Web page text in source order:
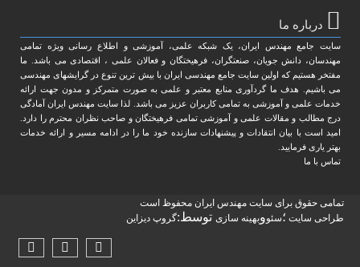
درباره ما
سایت جامع مهندس ایران، یک شبکه علمی، آموزشی و اطلاع رسانی ویژه تمامی
مهندسان، دانش جویان، صنعتگران، فرهیختگان و فعالان علمی ، اقتصادی می باشد. ما
مفتخر هستیم که اولین سایت جامع مهندسی ایران با بیش ترین تنوع در گرایشهای مهندسی
می باشیم. هدف ما گردآوری منابع معتبر و علمی به صورت متمرکز و مدون جهت ارائه
خدمات علمی و آموزشی به تمامی کاربران عزیز می باشد. لذا سایت مهندس ایران آمادگی
درج مطالب و مقالات علمی و آموزشی تمامی فرهیختگان و صاحب نظران محترم را دارد.
امید است با بیان انتقادات و پیشنهادات سازنده خود ما را در ادامه مسیر و ارائه خدمات
بهتر یاری فرمایید.
تماس با ما
تمامی حقوق برای سایت مهندس ایران محفوظ است
طراحی سایت ؛سئووبهینه سازی توسط:گروپ دیزاین